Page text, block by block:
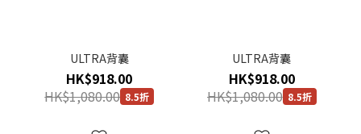
ULTRA背囊
HK$918.00
HK$1,080.00 8.5折
ULTRA背囊
HK$918.00
HK$1,080.00 8.5折